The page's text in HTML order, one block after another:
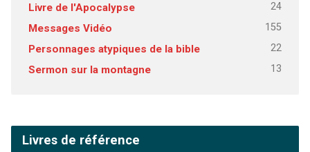
Livre de l'Apocalypse 24
Messages Vidéo 155
Personnages atypiques de la bible 22
Sermon sur la montagne 13
Livres de référence